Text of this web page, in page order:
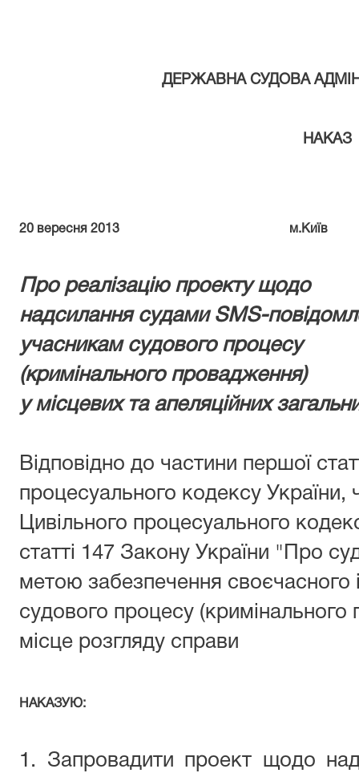
ДЕРЖАВНА СУДОВА
НАКАЗ
20 вересня 2013 м.Київ
Про реалізацію проекту щодо
надсилання судами SMS-
учасникам судового процесу
(кримінального провадження)
у місцевих та апеляційних
Відповідно до частини першої
процесуального кодексу України,
Цивільного процесуального
статті 147 Закону України "Про
метою забезпечення своєчасного
судового процесу (кримінального
місце розгляду справи
НАКАЗУЮ:
1. Запровадити проект щодо